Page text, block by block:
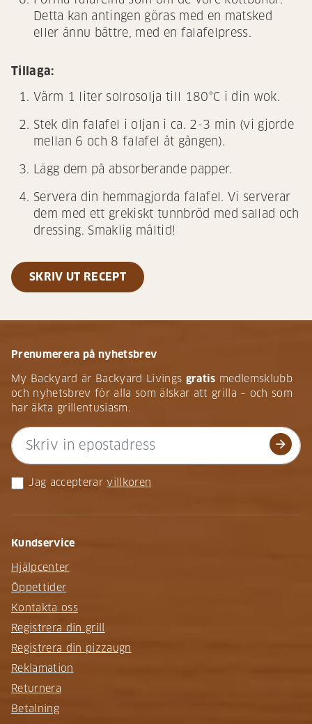
Detta kan antingen göras med en matsked
eller ännu bättre, med en falafelpress.
Tillaga:
Värm 1 liter solrosolja till 180°C i din wok.
Stek din falafel i oljan i ca. 2-3 min (vi gjorde
mellan 6 och 8 falafel åt gången).
Lägg dem på absorberande papper.
Servera din hemmagjorda falafel. Vi serverar
dem med ett grekiskt tunnbröd med sallad och
dressing. Smaklig måltid!
SKRIV UT RECEPT
Prenumerera på nyhetsbrev
My Backyard är Backyard Livings gratis medlemsklubb
och nyhetsbrev för alla som älskar att grilla – och som
har äkta grillentusiasm.
arrow_forward
Jag accepterar villkoren
Kundservice
Hjälpcenter
Öppettider
Kontakta oss
Registrera din grill
Registrera din pizzaugn
Reklamation
Returnera
Betalning